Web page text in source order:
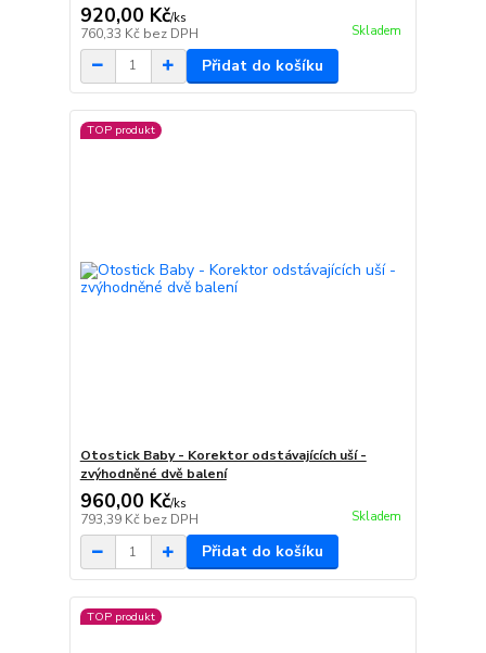
920,00 Kč/ks
760,33 Kč bez DPH Skladem
Přidat do košíku
TOP produkt
Otostick Baby - Korektor odstávajících uší -
zvýhodněné dvě balení
960,00 Kč/ks
793,39 Kč bez DPH Skladem
Přidat do košíku
TOP produkt